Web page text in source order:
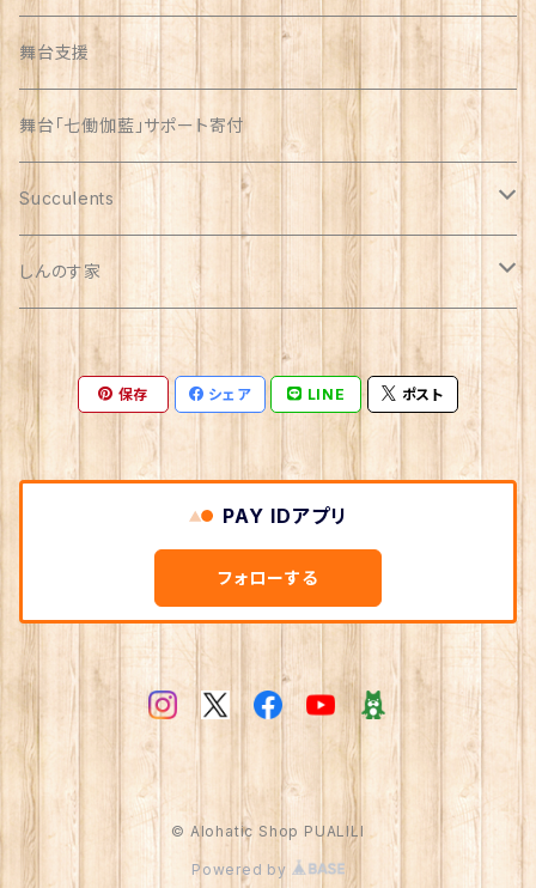
舞台支援
舞台「七働伽藍」サポート寄付
Succulents
リメイク缶
自家製苗
苗
しんのす家
special
保存 シェア LINE ポスト
PAY IDアプリ
フォローする
© Alohatic Shop PUALILI
Powered by